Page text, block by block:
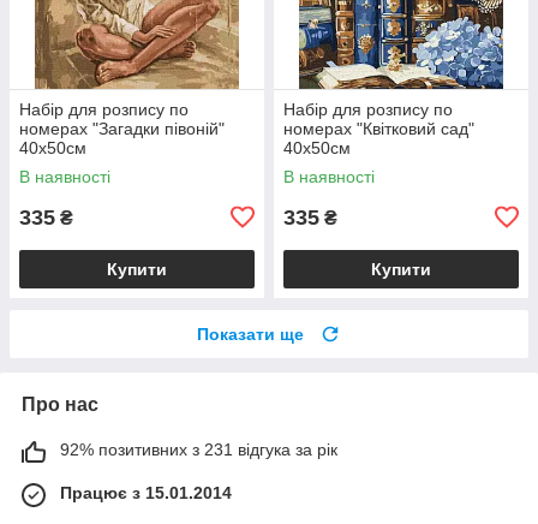
Набір для розпису по
номерах "Загадки півоній"
40х50см
В наявності
335 ₴
Купити
Набір для розпису по
номерах "Квітковий сад"
40х50см
В наявності
335 ₴
Купити
Показати ще
Про нас
92% позитивних з 231 відгука за рік
Працює з 15.01.2014